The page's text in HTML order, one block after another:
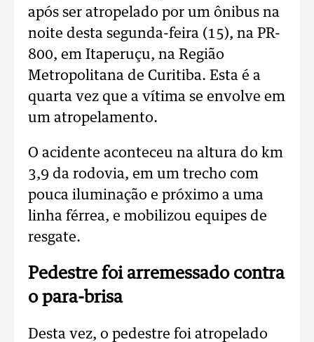
após ser atropelado por um ônibus na
noite desta segunda-feira (15), na PR-
800, em Itaperuçu, na Região
Metropolitana de Curitiba. Esta é a
quarta vez que a vítima se envolve em
um atropelamento.
O acidente aconteceu na altura do km
3,9 da rodovia, em um trecho com
pouca iluminação e próximo a uma
linha férrea, e mobilizou equipes de
resgate.
Pedestre foi arremessado contra
o para-brisa
Desta vez, o pedestre foi atropelado